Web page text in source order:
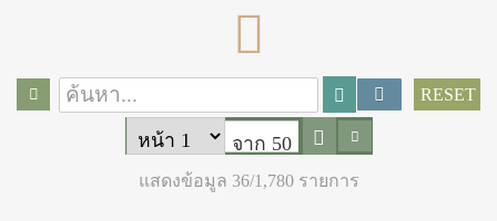
RESET
จาก 50
แสดงข้อมูล 36/1,780 รายการ